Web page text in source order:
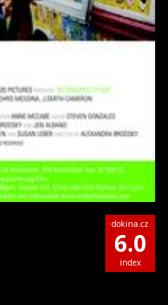
dokina.cz
6.0
index